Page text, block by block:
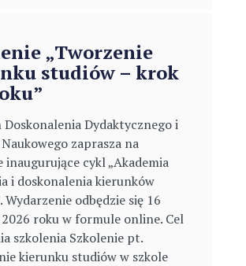
„Tworzenie
studiów – krok
Dydaktycznego i
zaprasza na
inaugurujące cykl „Akademia
i doskonalenia kierunków
Wydarzenie odbędzie się 16
roku w formule online. Cel
szkolenia Szkolenie pt.
kierunku studiów w szkole